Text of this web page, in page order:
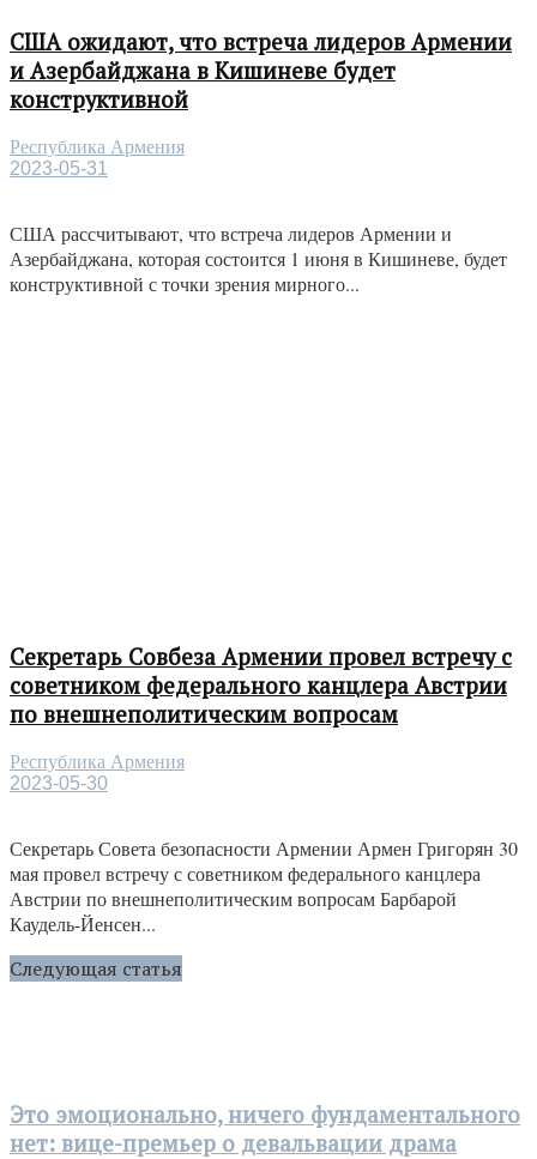
США ожидают, что встреча лидеров Армении
и Азербайджана в Кишиневе будет
конструктивной
Республика Армения
2023-05-31
США рассчитывают, что встреча лидеров Армении и
Азербайджана, которая состоится 1 июня в Кишиневе, будет
конструктивной с точки зрения мирного...
Секретарь Совбеза Армении провел встречу с
советником федерального канцлера Австрии
по внешнеполитическим вопросам
Республика Армения
2023-05-30
Секретарь Совета безопасности Армении Армен Григорян 30
мая провел встречу с советником федерального канцлера
Австрии по внешнеполитическим вопросам Барбарой
Каудель-Йенсен...
Следующая статья
Это эмоционально, ничего фундаментального
нет: вице-премьер о девальвации драма